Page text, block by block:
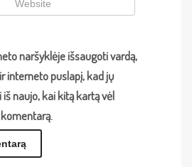
naršyklėje išsaugoti vardą,
interneto puslapį, kad jų
naujo, kai kitą kartą vėl